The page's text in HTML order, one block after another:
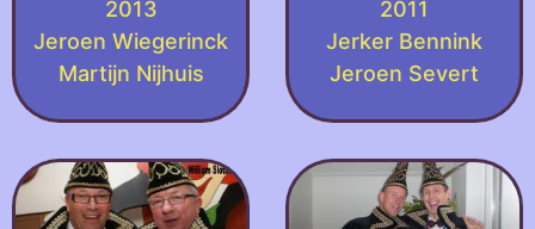
2013
Jeroen Wiegerinck
Martijn Nijhuis
2011
Jerker Bennink
Jeroen Severt